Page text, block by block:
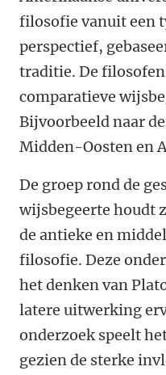
filosofie vanuit een
perspectief,
traditie. De
comparatieve
Bijvoorbeeld naar
Midden-Oosten en
De groep rond de
wijsbegeerte houdt
de antieke en
filosofie. Deze
het denken van
latere uitwerking
onderzoek speelt
gezien de sterke